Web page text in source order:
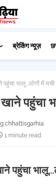
ब्रेकिंग न्यूज़
पहुंचा भालू...लोगों में
पहुंचा
chhattisgarhia
1 minute read
पहुंचा